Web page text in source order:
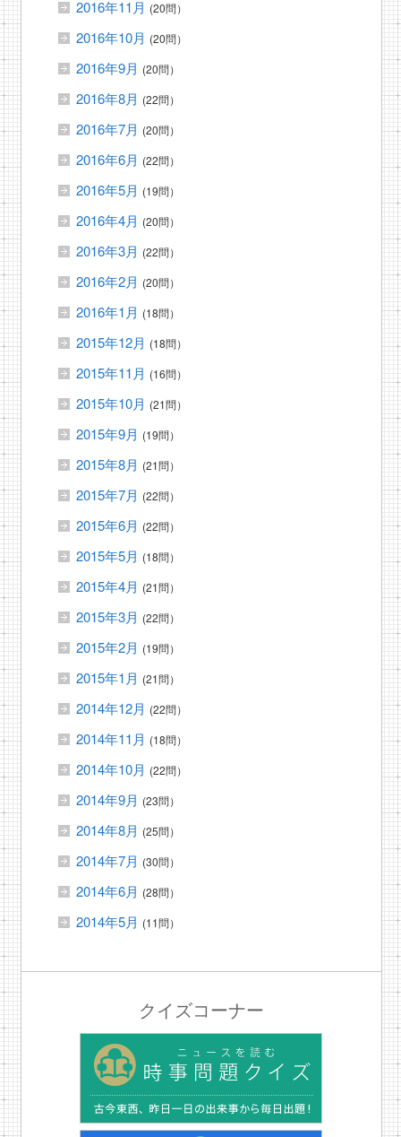
2016年11月 (20問）
2016年10月 (20問）
2016年9月 (20問）
2016年8月 (22問）
2016年7月 (20問）
2016年6月 (22問）
2016年5月 (19問）
2016年4月 (20問）
2016年3月 (22問）
2016年2月 (20問）
2016年1月 (18問）
2015年12月 (18問）
2015年11月 (16問）
2015年10月 (21問）
2015年9月 (19問）
2015年8月 (21問）
2015年7月 (22問）
2015年6月 (22問）
2015年5月 (18問）
2015年4月 (21問）
2015年3月 (22問）
2015年2月 (19問）
2015年1月 (21問）
2014年12月 (22問）
2014年11月 (18問）
2014年10月 (22問）
2014年9月 (23問）
2014年8月 (25問）
2014年7月 (30問）
2014年6月 (28問）
2014年5月 (11問）
クイズコーナー